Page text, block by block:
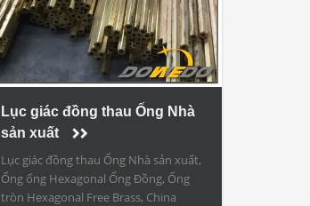
Lục giác đồng thau Ống Nhà
sản xuất
Lục giác đồng thau Ống Nhà sản xuất,
Ống ống Hexagonal Ống Đồng, Ống
tròn Hexagonal Free Brass, China